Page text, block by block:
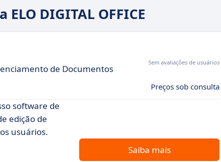
DIGITAL OFFICE
de Documentos
Sem avaliações de usuários
Preços sob consulta
software de
edição de
usuários.
Saiba mais